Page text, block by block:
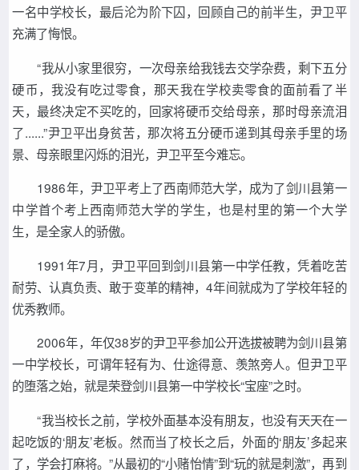
一名中学校长，最后沦为阶下囚，回顾自己的前半生，尹卫平
充满了悔恨。
“我从小家里很穷，一次母亲给我钱去交学杂费，剩下五分
硬币，我没有吃过零食，那天我在学校卖零食的面前看了半
天，最终决定不买吃的，回家将硬币交给母亲，那时母亲流泪
了......”尹卫平出身贫苦，那次将五分硬币递到其母亲手里的场
景、母亲眼里闪烁的泪光，尹卫平至今难忘。
1986年，尹卫平考上了西南师范大学，成为了剑川县第一
中学首个考上西南师范大学的学生，也是村里的第一个大学
生，是全家人的骄傲。
1991年7月，尹卫平回到剑川县第一中学任教，凭着吃苦
耐劳、认真负责、敢于变革的精神，4年间就成为了学校年轻的
优秀教师。
2006年，年仅38岁的尹卫平参加公开选拔被聘为剑川县第
一中学校长，可谓年轻有为、仕途得意、羡煞旁人。但尹卫平
的堕落之始，就是荣登剑川县第一中学校长“宝座”之时。
“我当校长之前，学校外面基本没有朋友，也没有天天在一
起吃饭的‘朋友’老板。然而当了校长之后，外面的‘朋友’多起来
了，学会打麻将。”从最初的“小赌怡情”到“玩的就是刺激”，再到